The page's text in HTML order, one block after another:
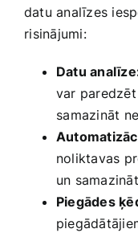
datu ‍analīzes
⁣risinājumi:
Datu
var
⁤samazināt
noliktavas
un
Piegādes